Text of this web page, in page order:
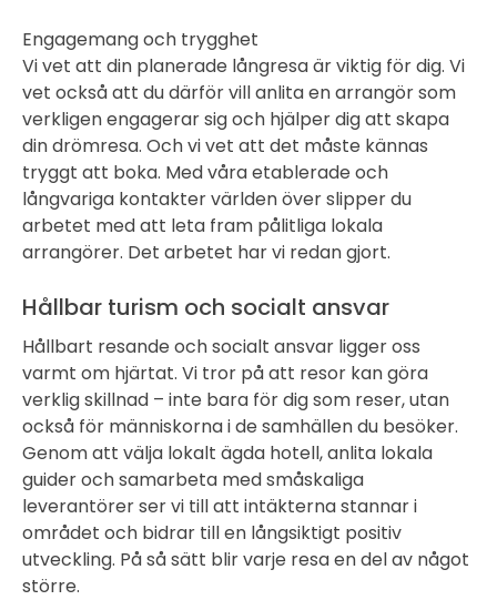
Engagemang och trygghet
Vi vet att din planerade långresa är viktig för dig. Vi
vet också att du därför vill anlita en arrangör som
verkligen engagerar sig och hjälper dig att skapa
din drömresa. Och vi vet att det måste kännas
tryggt att boka. Med våra etablerade och
långvariga kontakter världen över slipper du
arbetet med att leta fram pålitliga lokala
arrangörer. Det arbetet har vi redan gjort.
Hållbar turism och socialt ansvar
Hållbart resande och socialt ansvar ligger oss
varmt om hjärtat. Vi tror på att resor kan göra
verklig skillnad – inte bara för dig som reser, utan
också för människorna i de samhällen du besöker.
Genom att välja lokalt ägda hotell, anlita lokala
guider och samarbeta med småskaliga
leverantörer ser vi till att intäkterna stannar i
området och bidrar till en långsiktigt positiv
utveckling. På så sätt blir varje resa en del av något
större.